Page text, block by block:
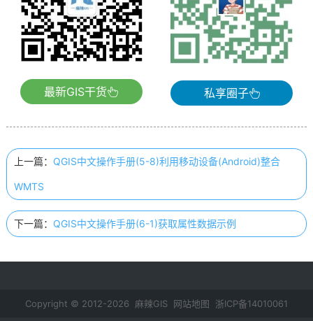
最新GIS干货 私享圈子
上一篇： QGIS中文操作手册(5-8)利用移动设备(Android)整合
WMTS
下一篇： QGIS中文操作手册(6-1)获取属性数据示例
Copyright © 2012-2026 麻辣GIS 网站地图 浙ICP备14010061